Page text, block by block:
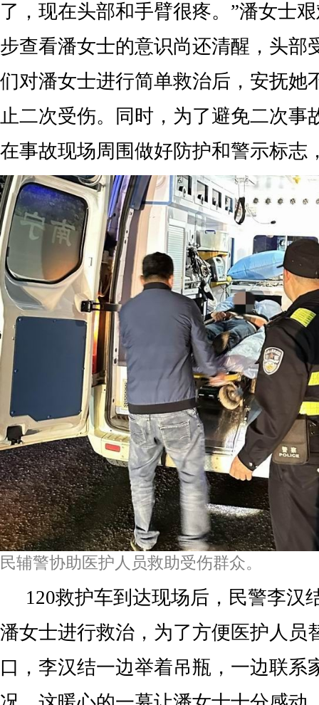
了，现在头部和手臂很疼。”潘女士
步查看潘女士的意识尚还清醒，头部
们对潘女士进行简单救治后，安抚她
止二次受伤。同时，为了避免二次事
在事故现场周围做好防护和警示标志
民辅警协助医护人员救助受伤群众。
120救护车到达现场后，民警李汉
潘女士进行救治，为了方便医护人员
口，李汉结一边举着吊瓶，一边联系